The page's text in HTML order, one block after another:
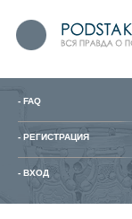
- FAQ
- РЕГИСТРАЦИЯ
- ВХОД